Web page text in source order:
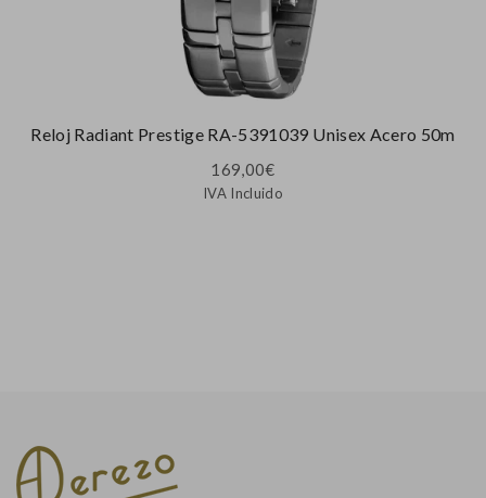
Reloj Radiant Prestige RA-5391039 Unisex Acero 50m
169,00€
IVA Incluido